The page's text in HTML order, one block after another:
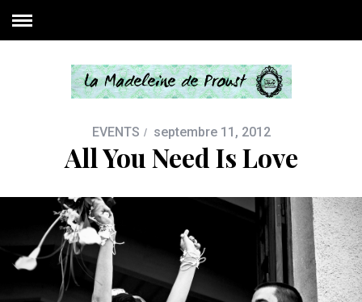
EVENTS septembre 11, 2012
All You Need Is Love